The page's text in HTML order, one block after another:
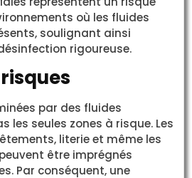
où les fluides
soulignant ainsi
rigoureuse.
par des fluides
les seules zones à risque. Les
literie et même les
être imprégnés
Par conséquent, une